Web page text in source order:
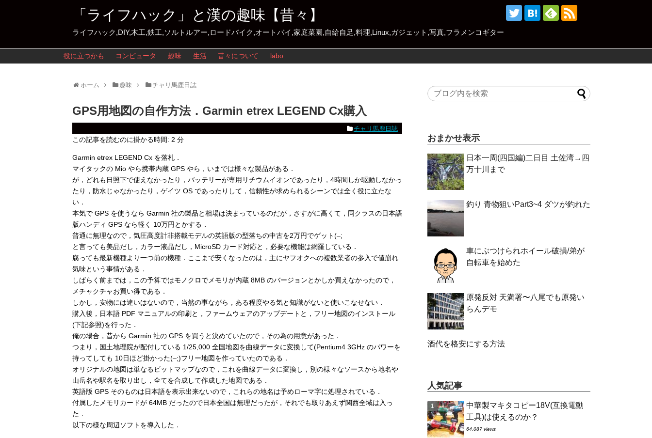
「ライフハック」と漢の趣味【昔々】
ライフハック,DIY,木工,鉄工,ソルトルアー,ロードバイク,オートバイ,家庭菜園,自給自足,料理,Linux,ガジェット,写真,フラメンコギター
役に立つかも コンピュータ 趣味 生活 昔々について labo
ホーム 趣味 チャリ馬鹿日誌
GPS用地図の自作方法．Garmin etrex LEGEND Cx購入
チャリ馬鹿日誌
この記事を読むのに掛かる時間: 2 分
Garmin etrex LEGEND Cx を落札．
マイタックの Mio やら携帯内蔵 GPS やら，いまでは様々な製品がある．
が，どれも日照下で使えなかったり，バッテリーが専用リチウムイオンであったり，4時間しか駆動しなかっ
たり，防水じゃなかったり，ゲイツ OS であったりして，信頼性が求められるシーンでは全く役に立たな
い．
本気で GPS を使うなら Garmin 社の製品と相場は決まっているのだが，さすがに高くて，同クラスの日本語
版ハンディ GPS なら軽く 10万円とかする．
普通に無理なので，気圧高度計非搭載モデルの英語版の型落ちの中古を2万円でゲット(–;
と言っても美品だし，カラー液晶だし，MicroSD カード対応と，必要な機能は網羅している．
腐っても最新機種より一つ前の機種．ここまで安くなったのは，主にヤフオクへの複数業者の参入で値崩れ
気味という事情がある．
しばらく前までは，この予算ではモノクロでメモリが内蔵 8MB のバージョンとかしか買えなかったので，
メチャクチャお買い得である．
しかし，安物には違いはないので，当然の事ながら，ある程度やる気と知識がないと使いこなせない．
購入後，日本語 PDF マニュアルの印刷と，ファームウェアのアップデートと，フリー地図のインストール
(下記参照)を行った．
俺の場合，昔から Garmin 社の GPS を買うと決めていたので，その為の用意があった．
つまり，国土地理院が配付している 1/25,000 全国地図を曲線データに変換して(Pentium4 3GHz のパワーを
持ってしても 10日ほど掛かった(–;)フリー地図を作っていたのである．
オリジナルの地図は単なるビットマップなので，これを曲線データに変換し，別の様々なソースから地名や
山岳名や駅名を取り出し，全てを合成して作成した地図である．
英語版 GPS そのものは日本語を表示出来ないので，これらの地名は予めローマ字に処理されている．
付属したメモリカードが 64MB だったので日本全国は無理だったが，それでも取りあえず関西全域は入っ
た．
以下の様な周辺ソフトを導入した．
おまかせ表示
日本一周(四国編)二日目 土佐湾→四
万十川まで
釣り 青物狙いPart3~4 ダツが釣れた
車にぶつけられホイール破損/弟が
自転車を始めた
原発反対 天満署〜八尾でも原発い
らんデモ
酒代を格安にする方法
人気記事
中華製マキタコピー18V(互換電動
工具)は使えるのか？
64,087 views